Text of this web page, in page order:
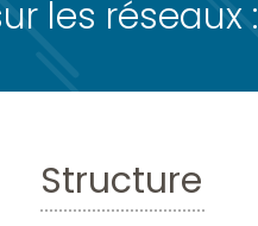
les réseaux :
Structure